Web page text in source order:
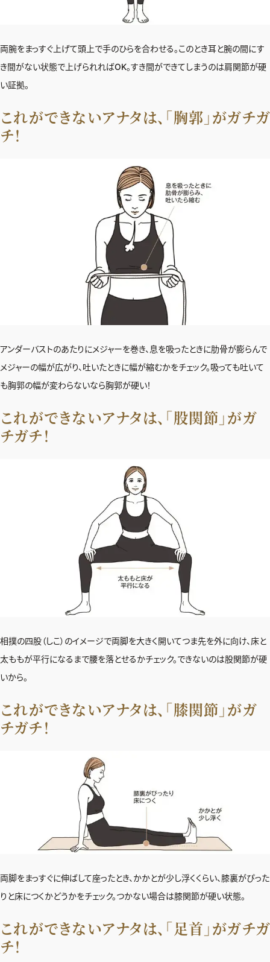
編集部から届くメールマガジン、
会員限定プレゼントや特別イベントへの応募
新規会員登録はこちら
両腕をまっすぐ上げて頭上で手のひらを合わせる。このとき耳と腕の間にす
き間がない状態で上げられればOK。すき間ができてしまうのは肩関節が硬
い証拠。
これができないアナタは、「胸郭」がガチガ
チ！
アンダーバストのあたりにメジャーを巻き、息を吸ったときに肋骨が膨らんで
メジャーの幅が広がり、吐いたときに幅が縮むかをチェック。吸っても吐いて
も胸郭の幅が変わらないなら胸郭が硬い！
これができないアナタは、「股関節」がガ
チガチ！
相撲の四股（しこ）のイメージで両脚を大きく開いてつま先を外に向け、床と
太ももが平行になるまで腰を落とせるかチェック。できないのは股関節が硬
いから。
これができないアナタは、「膝関節」がガ
チガチ！
両脚をまっすぐに伸ばして座ったとき、かかとが少し浮くくらい、膝裏がぴった
りと床につくかどうかをチェック。つかない場合は膝関節が硬い状態。
これができないアナタは、「足首」がガチガ
チ！